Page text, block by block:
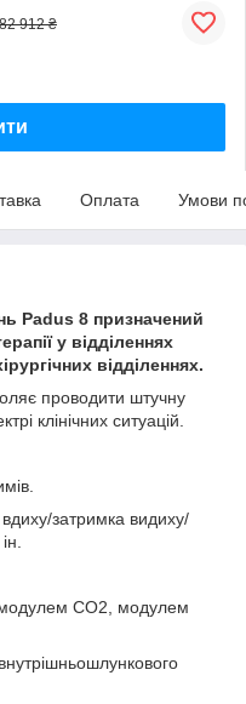
912 ₴
Оплата Умови
Padus 8 призначений
у відділеннях
відділеннях.
проводити штучну
клінічних ситуацій.
затримка видиху/
CO2, модулем